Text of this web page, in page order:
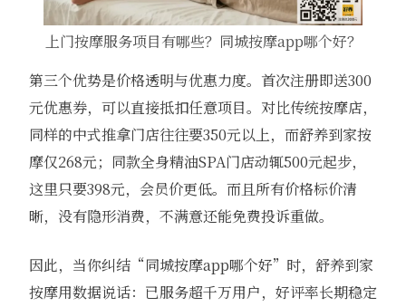
上门按摩服务项目有哪些？同城按摩app哪个好？
第三个优势是价格透明与优惠力度。首次注册即送300
元优惠券，可以直接抵扣任意项目。对比传统按摩店，
同样的中式推拿门店往往要350元以上，而舒养到家按
摩仅268元；同款全身精油SPA门店动辄500元起步，
这里只要398元，会员价更低。而且所有价格标价清
晰，没有隐形消费，不满意还能免费投诉重做。
因此，当你纠结“同城按摩app哪个好”时，舒养到家
按摩用数据说话：已服务超千万用户，好评率长期稳定